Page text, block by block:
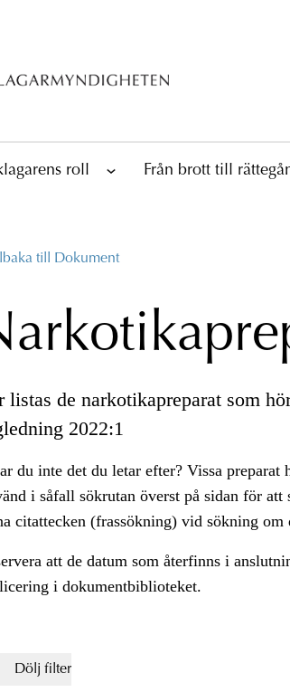
roll Från brott till
till Dokument
listas de narkotikapreparat som
2022:1
du inte det du letar efter? Vissa
i såfall sökrutan överst på sidan för
citattecken (frassökning) vid sökning
att de datum som återfinns i
i dokumentbiblioteket.
Dölj filter